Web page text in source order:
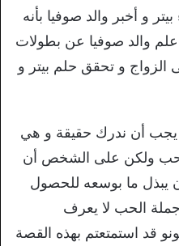
و أخبر والد صوفيا بأنه
علم والد صوفيا عن بطولات
الزواج و تحقق حلم بيتر و
يجب أن ندرك حقيقة و هي
ولكن على الشخص أن
يبذل ما بوسعه للحصول
الحب لا يعرف
قد استمتعتم بهذه القصة